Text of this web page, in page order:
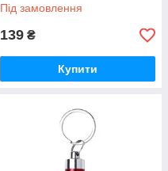
Під замовлення
139 ₴
Купити